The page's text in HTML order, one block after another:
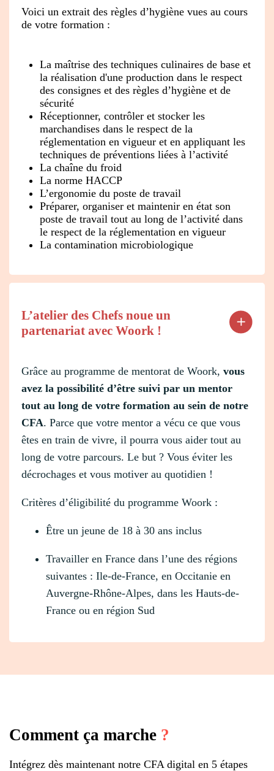
Voici un extrait des règles d’hygiène vues au cours
de votre formation :
La maîtrise des techniques culinaires de base et
la réalisation d'une production dans le respect
des consignes et des règles d’hygiène et de
sécurité
Réceptionner, contrôler et stocker les
marchandises dans le respect de la
réglementation en vigueur et en appliquant les
techniques de préventions liées à l’activité
La chaîne du froid
La norme HACCP
L’ergonomie du poste de travail
Préparer, organiser et maintenir en état son
poste de travail tout au long de l’activité dans
le respect de la réglementation en vigueur
La contamination microbiologique
L’atelier des Chefs noue un
partenariat avec Woork !
Grâce au programme de mentorat de Woork, vous
avez la possibilité d’être suivi par un mentor
tout au long de votre formation au sein de notre
CFA. Parce que votre mentor a vécu ce que vous
êtes en train de vivre, il pourra vous aider tout au
long de votre parcours. Le but ? Vous éviter les
décrochages et vous motiver au quotidien !
Critères d’éligibilité du programme Woork :
Être un jeune de 18 à 30 ans inclus
Travailler en France dans l’une des régions
suivantes : Ile-de-France, en Occitanie en
Auvergne-Rhône-Alpes, dans les Hauts-de-
France ou en région Sud
Comment ça marche ?
Intégrez dès maintenant notre CFA digital en 5 étapes